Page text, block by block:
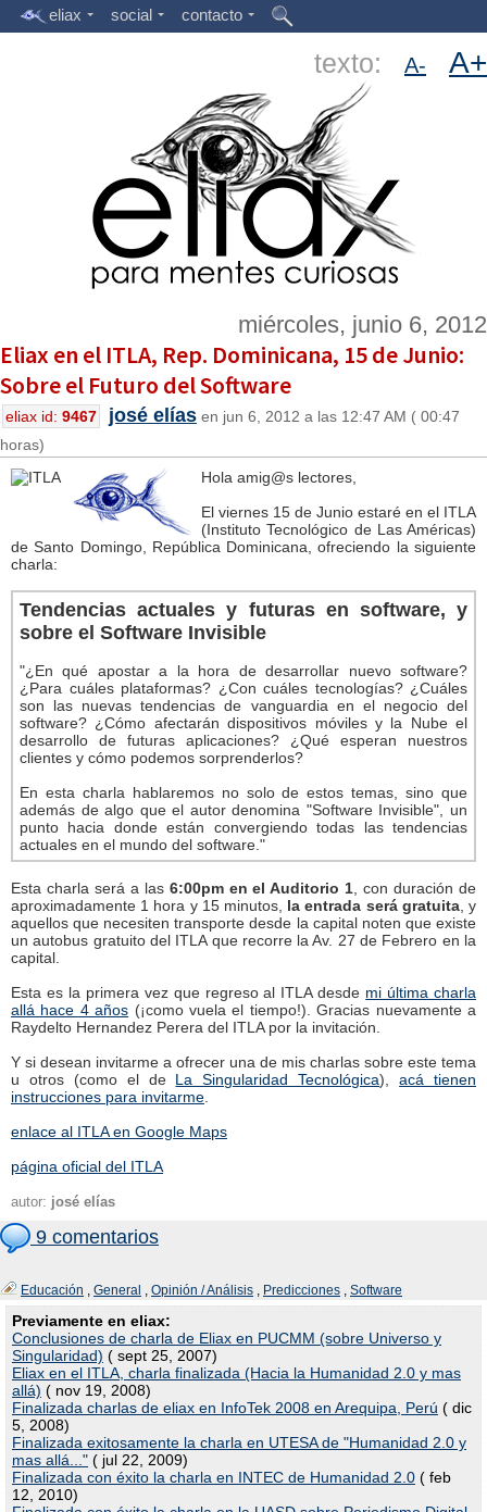
eliax social contacto
texto: A- A+
miércoles, junio 6, 2012
Eliax en el ITLA, Rep. Dominicana, 15 de Junio:
Sobre el Futuro del Software
eliax id: 9467 josé elías en jun 6, 2012 a las 12:47 AM ( 00:47
horas)
Hola amig@s lectores,
El viernes 15 de Junio estaré en el ITLA
(Instituto Tecnológico de Las Américas)
de Santo Domingo, República Dominicana, ofreciendo la siguiente
charla:
Tendencias actuales y futuras en software, y
sobre el Software Invisible
"¿En qué apostar a la hora de desarrollar nuevo software?
¿Para cuáles plataformas? ¿Con cuáles tecnologías? ¿Cuáles
son las nuevas tendencias de vanguardia en el negocio del
software? ¿Cómo afectarán dispositivos móviles y la Nube el
desarrollo de futuras aplicaciones? ¿Qué esperan nuestros
clientes y cómo podemos sorprenderlos?
En esta charla hablaremos no solo de estos temas, sino que
además de algo que el autor denomina "Software Invisible", un
punto hacia donde están convergiendo todas las tendencias
actuales en el mundo del software."
Esta charla será a las 6:00pm en el Auditorio 1 , con duración de
aproximadamente 1 hora y 15 minutos, la entrada será gratuita, y
aquellos que necesiten transporte desde la capital noten que existe
un autobus gratuito del ITLA que recorre la Av. 27 de Febrero en la
capital.
Esta es la primera vez que regreso al ITLA desde mi última charla
allá hace 4 años (¡como vuela el tiempo!). Gracias nuevamente a
Raydelto Hernandez Perera del ITLA por la invitación.
Y si desean invitarme a ofrecer una de mis charlas sobre este tema
u otros (como el de La Singularidad Tecnológica),acá tienen
instrucciones para invitarme
enlace al ITLA en Google Maps
página oficial del ITLA
autor: josé elías
9 comentarios
Educación , General , Opinión / Análisis , Predicciones , Software
Previamente en eliax:
Conclusiones de charla de Eliax en PUCMM (sobre Universo y
Singularidad) ( sept 25, 2007)
Eliax en el ITLA, charla finalizada (Hacia la Humanidad 2.0 y mas
allá) ( nov 19, 2008)
Finalizada charlas de eliax en InfoTek 2008 en Arequipa, Perú ( dic
5, 2008)
Finalizada exitosamente la charla en UTESA de "Humanidad 2.0 y
mas allá..." ( jul 22, 2009)
Finalizada con éxito la charla en INTEC de Humanidad 2.0 ( feb
12, 2010)